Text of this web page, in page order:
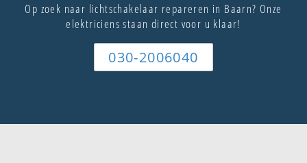
Op zoek naar lichtschakelaar repareren in Baarn? Onze
elektriciens staan direct voor u klaar!
030-2006040